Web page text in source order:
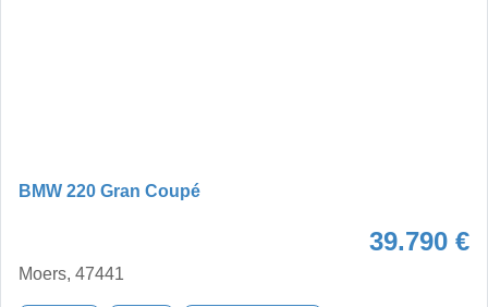
BMW 220 Gran Coupé
39.790 €
Moers, 47441